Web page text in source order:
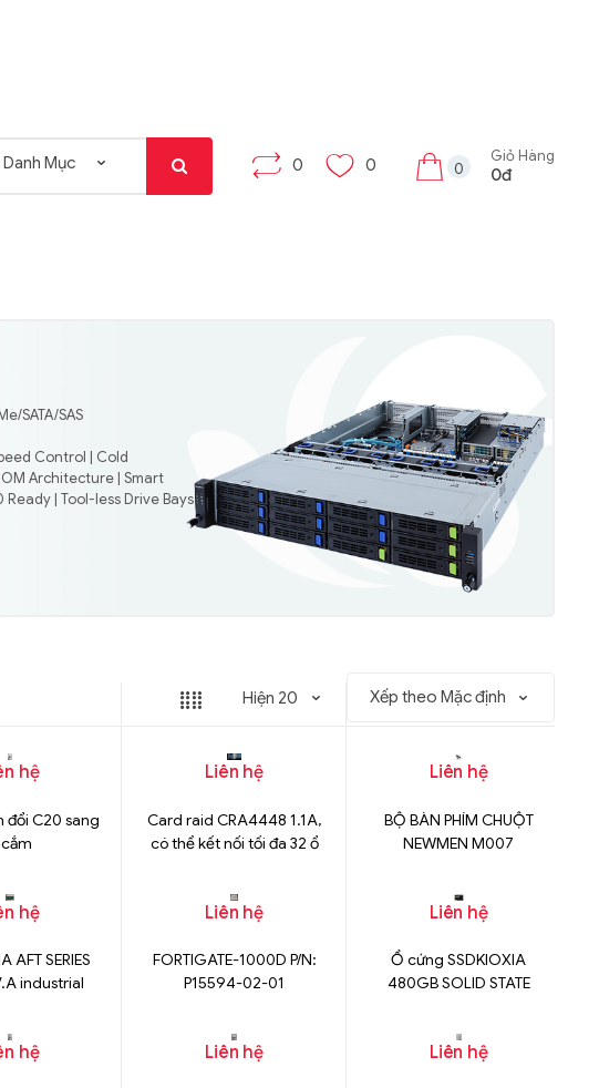
0 0 0
Giỏ Hàng
0đ
SATA/SAS
Control | Cold
Architecture | Smart
| Tool-less Drive Bays
hệ
đổi C20 sang
Liên hệ
Card raid CRA4448 1.1A,
có thể kết nối tối đa 32 ổ
Liên hệ
BỘ BÀN PHÍM CHUỘT
NEWMEN M007
hệ
AFT SERIES
industrial
Liên hệ
FORTIGATE-1000D P/N:
P15594-02-01
Liên hệ
Ổ cứng SSDKIOXIA
480GB SOLID STATE
hệ Liên hệ Liên hệ